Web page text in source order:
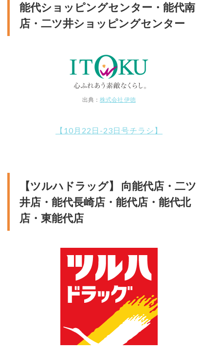
能代ショッピングセンター・能代南
店・二ツ井ショッピングセンター
出典： 株式会社 伊徳
【10月22日-23日号チラシ】
【ツルハドラッグ】 向能代店・二ツ
井店・能代長崎店・能代店・能代北
店・東能代店